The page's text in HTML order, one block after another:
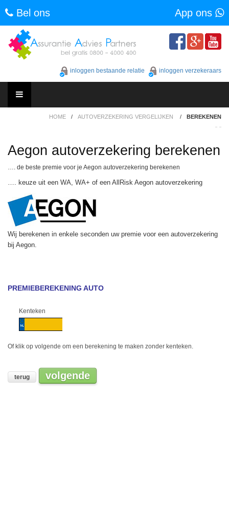
Bel ons App ons
content
inloggen bestaande relatie inloggen verzekeraars
HOME / AUTOVERZEKERING VERGELIJKEN / BEREKENEN
Aegon autoverzekering berekenen
…. de beste premie voor je Aegon autoverzekering berekenen
…. keuze uit een WA, WA+ of een AllRisk Aegon autoverzekering
Wij berekenen in enkele seconden uw premie voor een autoverzekering
bij Aegon.